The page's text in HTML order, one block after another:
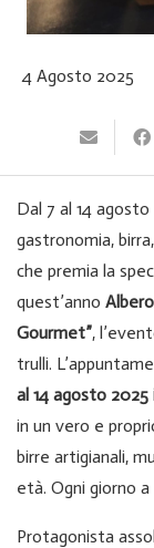
4 Agosto 2025
Dal 7 al 14
gastronomia,
che premia la
quest’anno
Gourmet”,
trulli.
al 14 agosto
in un vero e
birre artigianali,
età. Ogni giorno
Protagonista